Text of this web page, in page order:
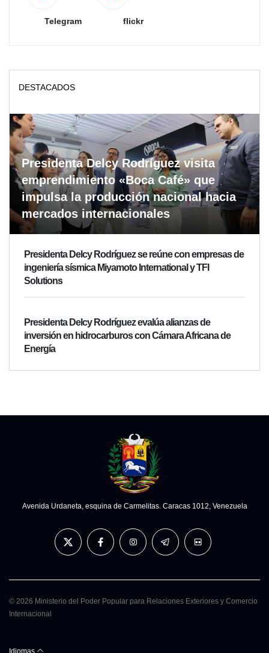
Telegram flickr
DESTACADOS
Presidenta Delcy Rodríguez visita
emprendimiento «Boca Café» que
impulsa la producción nacional hacia
mercados internacionales
Presidenta Delcy Rodríguez se reúne con empresas de
ingeniería sísmica Miyamoto International y TFI
Solutions
Presidenta Delcy Rodríguez evalúa alianzas de
inversión en hidrocarburos con Cámara Africana de
Energía
Avenida Urdaneta, esquina de Carmelitas. Caracas 1012, Venezuela
© 2026 Ministerio del Poder Popular para Relaciones Exteriores y Comercio
Internacional